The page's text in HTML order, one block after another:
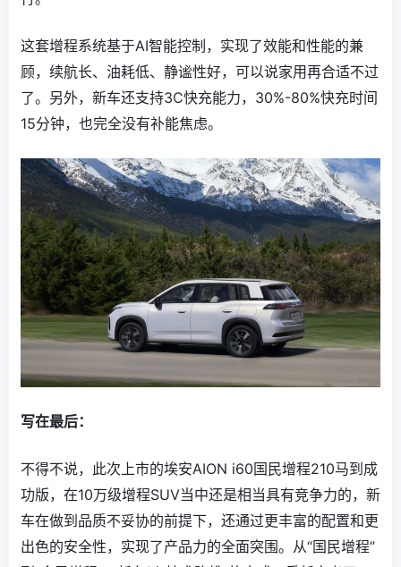
这套增程系统基于AI智能控制，实现了效能和性能的兼
顾，续航长、油耗低、静谧性好，可以说家用再合适不过
了。另外，新车还支持3C快充能力，30%-80%快充时间
15分钟，也完全没有补能焦虑。
写在最后：
不得不说，此次上市的埃安AION i60国民增程210马到成
功版，在10万级增程SUV当中还是相当具有竞争力的，新
车在做到品质不妥协的前提下，还通过更丰富的配置和更
出色的安全性，实现了产品力的全面突围。从“国民增程”